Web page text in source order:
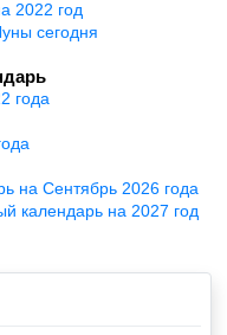
2022 год
сегодня
года
на Сентябрь 2026 года
календарь на 2027 год